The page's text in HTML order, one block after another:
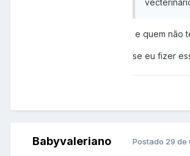
e quem não
se eu fizer
Babyvaleriano Postado 29 de